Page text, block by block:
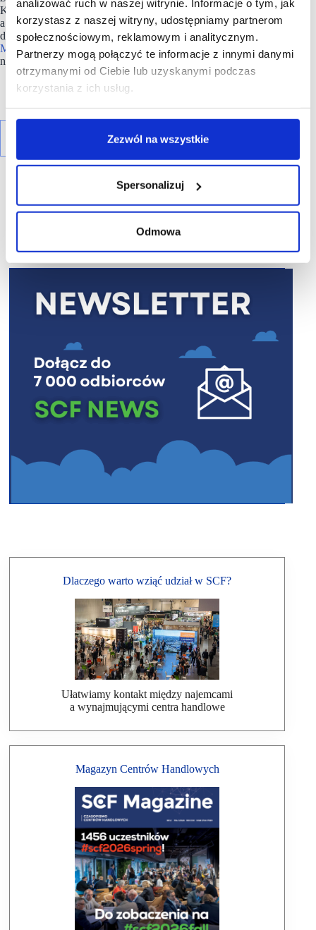
analizować ruch w naszej witrynie. Informacje o tym, jak
korzystasz z naszej witryny, udostępniamy partnerom
społecznościowym, reklamowym i analitycznym.
Partnerzy mogą połączyć te informacje z innymi danymi
otrzymanymi od Ciebie lub uzyskanymi podczas
korzystania z ich usług.
Zezwól na wszystkie
Spersonalizuj
Odmowa
Każdy detal zostanie dopracowany z wyjątkową dbałością,
a dobór atrakcji poszerzy ofertęMandoriio zupełnie nowe
doświadczenia dla odwiedzających. Zgodnie z duchem
Mandorii
, nowa strefa została zaprojektowana tak, aby każdy,
niezależnie od wieku i preferencji, znalazł w niej coś dla siebie.
Dlaczego warto wziąć udział w SCF?
Ułatwiamy kontakt między najemcami
a wynajmującymi centra handlowe
Magazyn Centrów Handlowych